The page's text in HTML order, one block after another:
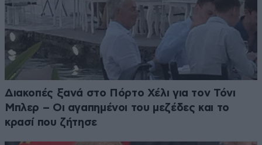
Διακοπές ξανά στο Πόρτο Χέλι για τον Τόνι
Μπλερ – Οι αγαπημένοι του μεζέδες και το
κρασί που ζήτησε